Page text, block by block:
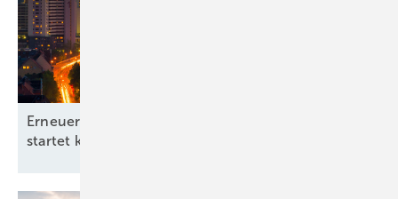
Erneuerbare-Energien-Branchentag in Hannover
startet kommunale